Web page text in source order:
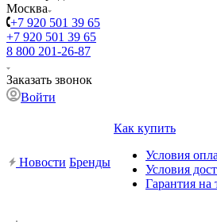
Москва
+7 920 501 39 65
+7 920 501 39 65
8 800 201-26-87
Заказать звонок
Войти
Новости Бренды
Как купить
Условия
Условия
Гарантия на